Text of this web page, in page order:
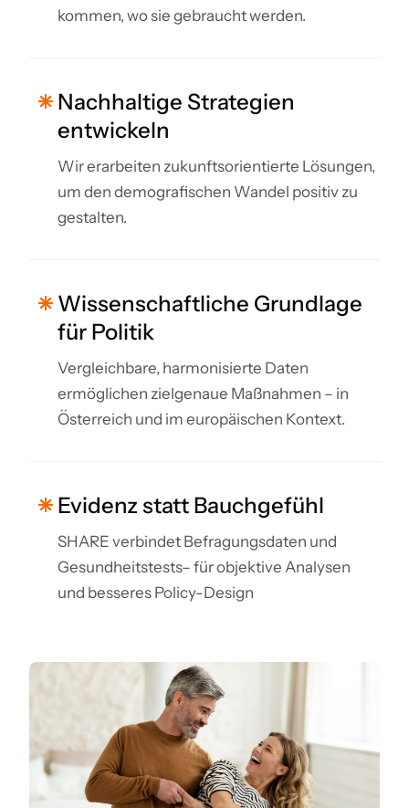
kommen, wo sie gebraucht werden.
Nachhaltige Strategien
entwickeln
Wir erarbeiten zukunftsorientierte Lösungen,
um den demografischen Wandel positiv zu
gestalten.
Wissenschaftliche Grundlage
für Politik
Vergleichbare, harmonisierte Daten
ermöglichen zielgenaue Maßnahmen – in
Österreich und im europäischen Kontext.
Evidenz statt Bauchgefühl
SHARE verbindet Befragungsdaten und
Gesundheitstests– für objektive Analysen
und besseres Policy-Design